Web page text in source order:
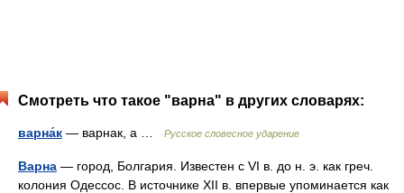
Смотреть что такое "варна" в других словарях:
варна́к — варнак, а … Русское словесное ударение
Варна — город, Болгария. Известен с VI в. до н. э. как греч.
колония Одессос. В источнике XII в. впервые упоминается как